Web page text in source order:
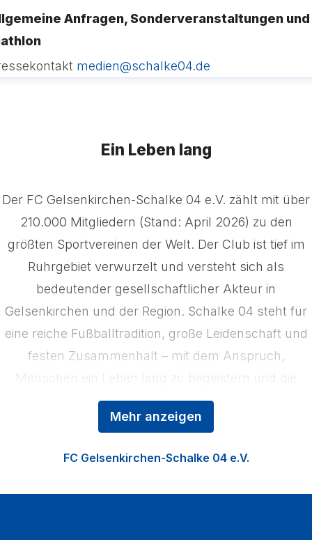
Anfragen, Sonderveranstaltungen und
medien@schalke04.de
Ein Leben lang
Mehr anzeigen
Der FC Gelsenkirchen-Schalke 04 e.V. zählt mit über
210.000 Mitgliedern (Stand: April 2026) zu den
größten Sportvereinen der Welt. Der Club ist tief im
Ruhrgebiet verwurzelt und versteht sich als
bedeutender gesellschaftlicher Akteur in
Gelsenkirchen und der Region. Schalke 04 steht für
eine reiche Fußballtradition, große Leidenschaft und
festen Zusammenhalt – mit dem Anspruch,
Menschen ein Leben lang zu begeistern und die
Region zu stärken. Das Kerngeschäft der
Königsblauen ist der Profifußball, ergänzt durch die
FC Gelsenkirchen-Schalke 04 e.V.